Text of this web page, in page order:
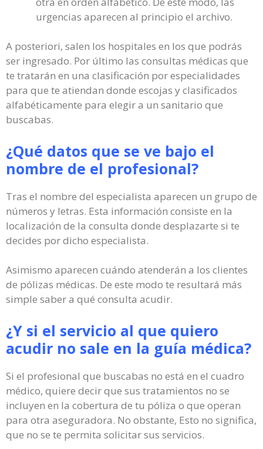
urgencias aparecen al principio el archivo.
A posteriori, salen los hospitales en los que podrás
ser ingresado. Por último las consultas médicas que
te tratarán en una clasificación por especialidades
para que te atiendan donde escojas y clasificados
alfabéticamente para elegir a un sanitario que
buscabas.
¿Qué datos que se ve bajo el
nombre de el profesional?
Tras el nombre del especialista aparecen un grupo de
números y letras. Esta información consiste en la
localización de la consulta donde desplazarte si te
decides por dicho especialista.
Asimismo aparecen cuándo atenderán a los clientes
de pólizas médicas. De este modo te resultará más
simple saber a qué consulta acudir.
¿Y si el servicio al que quiero
acudir no sale en la guía médica?
Si el profesional que buscabas no está en el cuadro
médico, quiere decir que sus tratamientos no se
incluyen en la cobertura de tu póliza o que operan
para otra aseguradora. No obstante, Esto no significa,
que no se te permita solicitar sus servicios.